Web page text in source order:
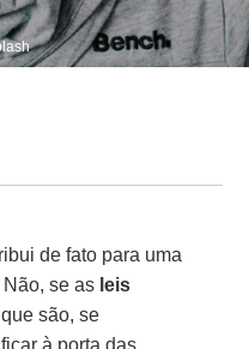
de fato para uma
se as leis
são, se
à porta das